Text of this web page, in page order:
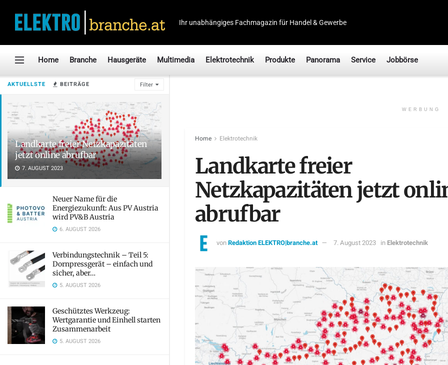
AKTUELLSTE BEITRÄGE Filter
Landkarte freier Netzkapazitäten
jetzt online abrufbar
7. AUGUST 2023
Neuer Name für die
Energiezukunft: Aus PV Austria
wird PV&B Austria
6. AUGUST 2026
Verbindungstechnik – Teil 5:
Dornpressgerät – einfach und
sicher, aber…
5. AUGUST 2026
Geschütztes Werkzeug:
Wertgarantie und Einhell starten
Zusammenarbeit
5. AUGUST 2026
Ihr unabhängiges Fachmagazin für Handel & Gewerbe
Home Branche Hausgeräte Multimedia Elektrotechnik Produkte Panorama Service Jobbörse
WERBUNG
Home Elektrotechnik
Landkarte freier
Netzkapazitäten jetzt
abrufbar
vonRedaktion ELEKTRO|branche.at 7. August 2023 in Elektrotechnik